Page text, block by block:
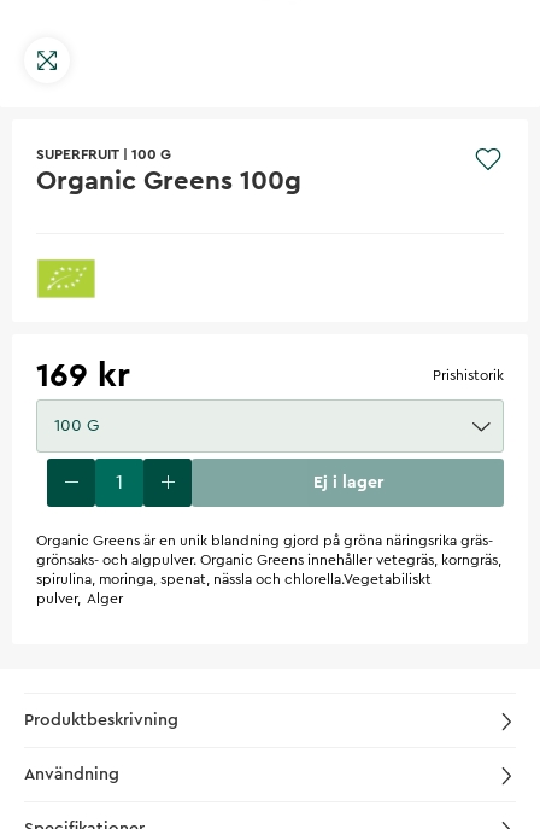
SUPERFRUIT 100 G
Organic Greens 100g
169 kr Prishistorik
100 G
Ej i lager
Organic Greens är en unik blandning gjord på gröna näringsrika gräs-
grönsaks- och algpulver. Organic Greens innehåller vetegräs, korngräs,
spirulina, moringa, spenat, nässla och chlorella.Vegetabiliskt
pulver, Alger
Produktbeskrivning
Användning